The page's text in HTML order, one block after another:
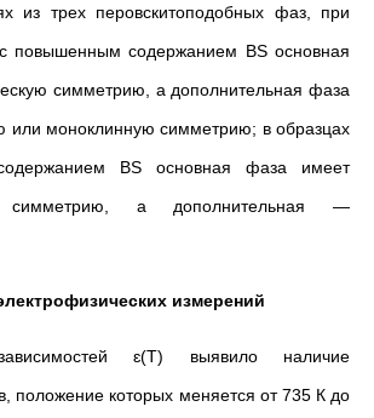
из трех перовскитоподобных фаз, при
повышенным содержанием BS основная
симметрию, а дополнительная фаза
или моноклинную симметрию; в образцах
BS основная фаза имеет
симметрию, а дополнительная —
измерений
ɛ(T) выявило наличие
положение которых меняется от 735 К до